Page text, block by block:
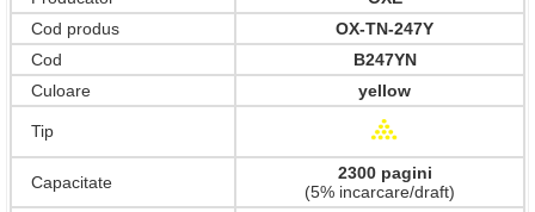
Cod produs
OX-TN-247Y
Cod
B247YN
Culoare
yellow
Tip
Capacitate
2300 pagini
(5% incarcare/draft)